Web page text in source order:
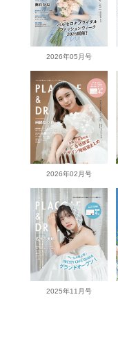
2026年05月号
2026年02月号
2025年11月号